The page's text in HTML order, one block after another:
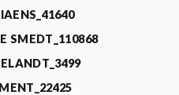
SMEDT_110868